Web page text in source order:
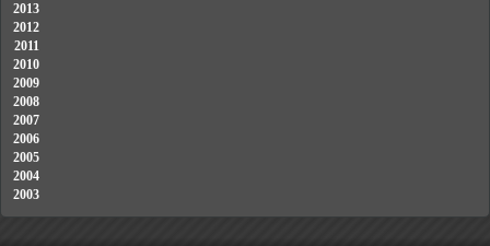
2013
2012
2011
2010
2009
2008
2007
2006
2005
2004
2003